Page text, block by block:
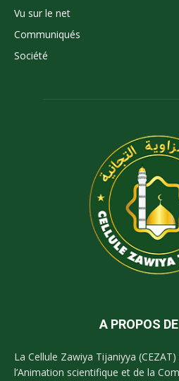
Vu sur le net
Communiqués
Société
A PROPOS
La Cellule Zawiya Tijaniyya
l’Animation scientifique et de la